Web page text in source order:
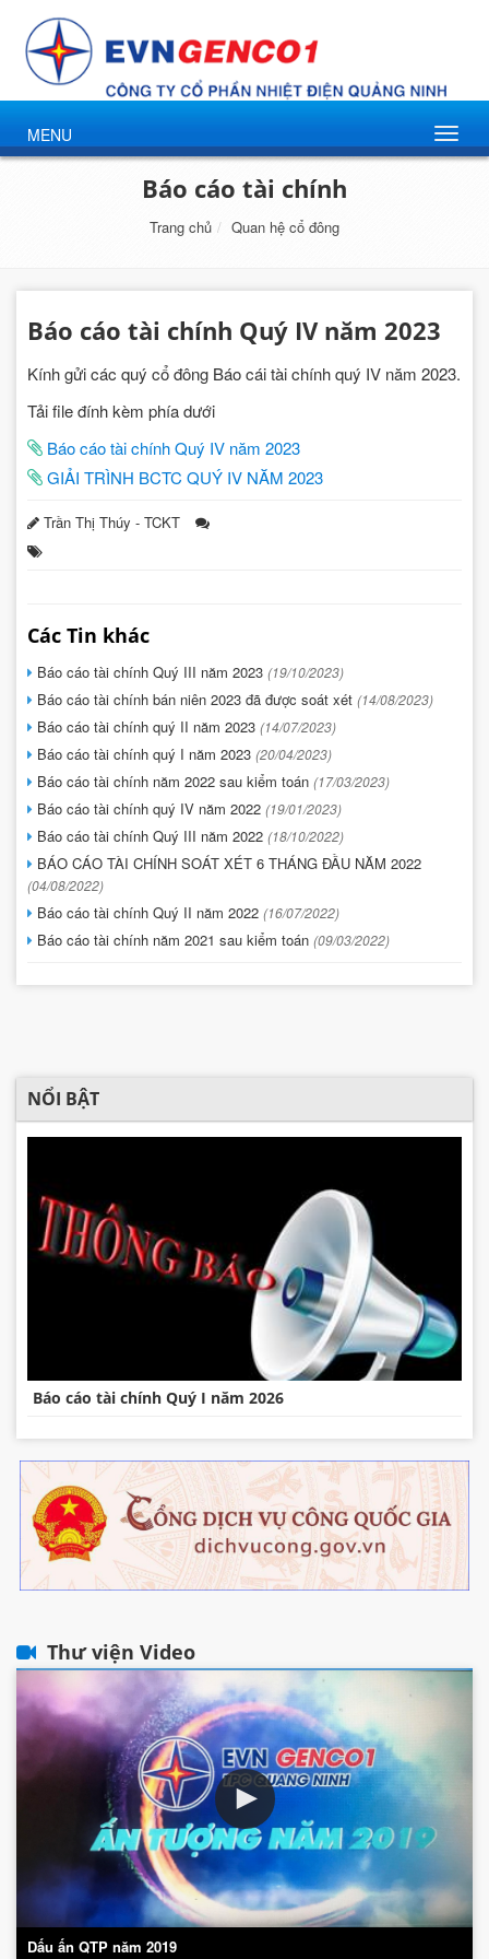
MENU
Báo cáo tài chính
Trang chủ Quan hệ cổ đông
Báo cáo tài chính Quý IV năm 2023
Kính gửi các quý cổ đông Báo cái tài chính quý IV năm 2023.
Tải file đính kèm phía dưới
Báo cáo tài chính Quý IV năm 2023
GIẢI TRÌNH BCTC QUÝ IV NĂM 2023
Trần Thị Thúy - TCKT
Các Tin khác
Báo cáo tài chính Quý III năm 2023 (19/10/2023)
Báo cáo tài chính bán niên 2023 đã được soát xét (14/08/2023)
Báo cáo tài chính quý II năm 2023 (14/07/2023)
Báo cáo tài chính quý I năm 2023 (20/04/2023)
Báo cáo tài chính năm 2022 sau kiểm toán (17/03/2023)
Báo cáo tài chính quý IV năm 2022 (19/01/2023)
Báo cáo tài chính Quý III năm 2022 (18/10/2022)
BÁO CÁO TÀI CHÍNH SOÁT XÉT 6 THÁNG ĐẦU NĂM 2022
(04/08/2022)
Báo cáo tài chính Quý II năm 2022 (16/07/2022)
Báo cáo tài chính năm 2021 sau kiểm toán (09/03/2022)
NỔI BẬT
Báo cáo tài chính Quý I năm 2026
Thư viện Video
Dấu ấn QTP năm 2019